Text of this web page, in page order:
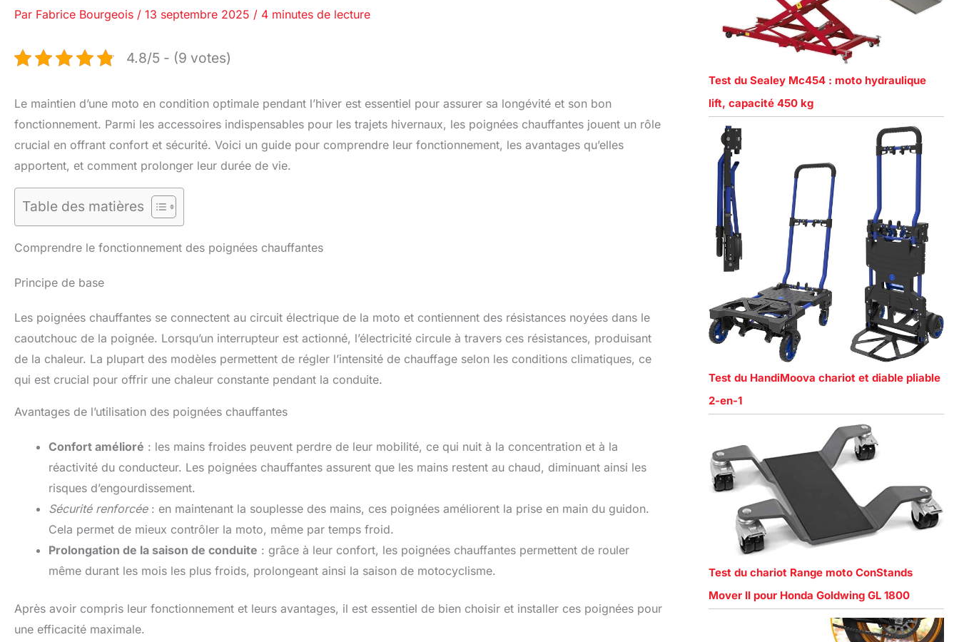
Par Fabrice Bourgeois / 13 septembre 2025 / 4 minutes de lecture
4.8/5 - (9 votes)
Le maintien d’une moto en condition optimale pendant l’hiver est essentiel pour assurer sa longévité et son bon
fonctionnement. Parmi les accessoires indispensables pour les trajets hivernaux, les poignées chauffantes jouent un rôle
crucial en offrant confort et sécurité. Voici un guide pour comprendre leur fonctionnement, les avantages qu’elles
apportent, et comment prolonger leur durée de vie.
Table des matières
Comprendre le fonctionnement des poignées chauffantes
Principe de base
Les poignées chauffantes se connectent au circuit électrique de la moto et contiennent des résistances noyées dans le
caoutchouc de la poignée. Lorsqu’un interrupteur est actionné, l’électricité circule à travers ces résistances, produisant
de la chaleur. La plupart des modèles permettent de régler l’intensité de chauffage selon les conditions climatiques, ce
qui est crucial pour offrir une chaleur constante pendant la conduite.
Avantages de l’utilisation des poignées chauffantes
Confort amélioré : les mains froides peuvent perdre de leur mobilité, ce qui nuit à la concentration et à la
réactivité du conducteur. Les poignées chauffantes assurent que les mains restent au chaud, diminuant ainsi les
risques d’engourdissement.
Sécurité renforcée: en maintenant la souplesse des mains, ces poignées améliorent la prise en main du guidon.
Cela permet de mieux contrôler la moto, même par temps froid.
Prolongation de la saison de conduite : grâce à leur confort, les poignées chauffantes permettent de rouler
même durant les mois les plus froids, prolongeant ainsi la saison de motocyclisme.
Après avoir compris leur fonctionnement et leurs avantages, il est essentiel de bien choisir et installer ces poignées pour
une efficacité maximale.
Test du Sealey Mc454 : moto hydraulique
lift, capacité 450 kg
Test du HandiMoova chariot et diable pliable
2-en-1
Test du chariot Range moto ConStands
Mover II pour Honda Goldwing GL 1800